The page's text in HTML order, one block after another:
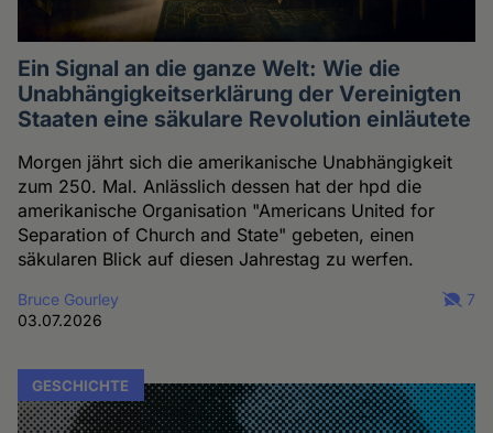
Ein Signal an die ganze Welt: Wie die
Unabhängigkeitserklärung der Vereinigten
Staaten eine säkulare Revolution einläutete
Morgen jährt sich die amerikanische Unabhängigkeit
zum 250. Mal. Anlässlich dessen hat der hpd die
amerikanische Organisation "Americans United for
Separation of Church and State" gebeten, einen
säkularen Blick auf diesen Jahrestag zu werfen.
Bruce Gourley
03.07.2026
7
GESCHICHTE